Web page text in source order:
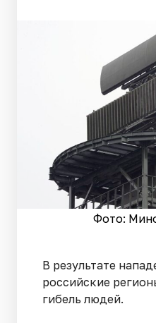
Фото:
В результате
российские
гибель людей.